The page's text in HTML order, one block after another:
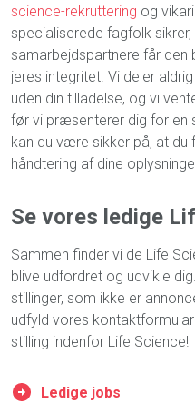
science-rekruttering og
specialiserede fagfolk
samarbejdspartnere får
jeres integritet. Vi deler
uden din tilladelse, og vi
før vi præsenterer dig for en
kan du være sikker på, at
håndtering af dine
Se vores ledige
Sammen finder vi de Life
blive udfordret og udvikle
stillinger, som ikke er
udfyld vores
stilling indenfor Life Science!
Ledige jobs